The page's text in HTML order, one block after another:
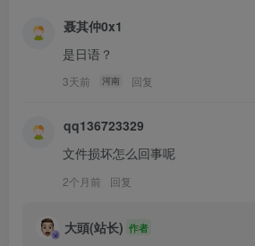
聂其仲0x1
是日语？
3天前 河南 回复
qq136723329
文件损坏怎么回事呢
2个月前 回复
大頭(站长) 作者